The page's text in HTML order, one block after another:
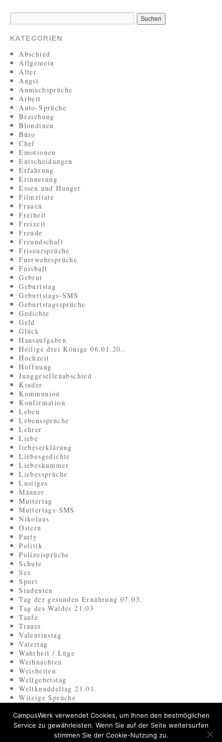
KATEGORIEN
Abschied
Allgemein
Alter
Angst
Anmachsprüche
Arbeit
Auto-Sprüche
Beziehung
Blondinen
Büro
Chef
Emotionen
Entscheidungen
Erfahrung
Erinnerung
Essen und Hunger
Filmzitate
Frauen
Freiheit
Freizeit
Freude
Freundschaft
Friseursprüche
Fuerwehrsprüche
Fussball
Gebrut
Geburtstag
Geburtstags-SMS
Geburtstagssprüche
Gedichte
Geld
Glück
Hausaufgaben
Heilige drei Könige 06.01.20..
Hochzeit
Hoffnung
Junggesellenabschied
Kinder
Kommunion
Konfirmation
Leben
Lebenssprüche
Lehrer
Liebe
liebeserklärung
Liebesgedichte
Liebeskummer
Liebessprüche
Lustiges
Männer
Muttertag
Muttertags-SMS
Nikolaus
Ostern
Party
Politik
Polizeisprüche
Schule
Sex
Sport
Studenten
Tag der gesunden Ernährung 07.03.
Tag des Waldes 21.03
Taufe
Trauer
Valentinstag
Vatertag
Wahrheit / Lüge
Weihnachten
Weisheiten
Weltgebetstag
Weltknuddeltag 21.01.
Witzige Sprüche
Zungenbrecher
CampusWerk verwendet Cookies, um Ihnen den bestmöglichen
Service zu gewährleisten. Wenn Sie auf der Seite weitersurfen
stimmen Sie der Cookie-Nutzung zu.